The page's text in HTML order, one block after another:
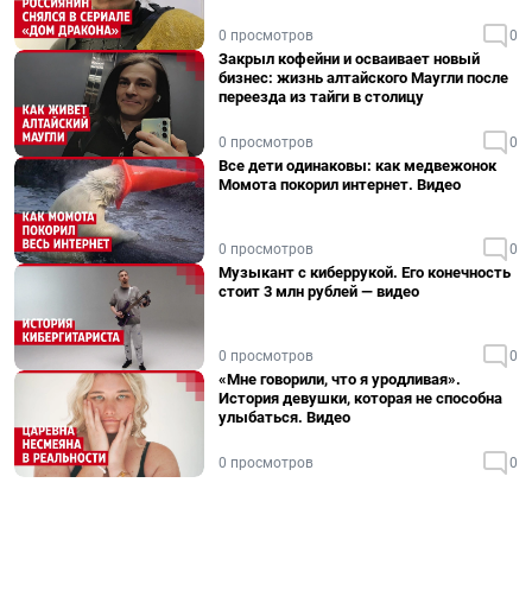
0 просмотров 0
Закрыл кофейни и осваивает новый
бизнес: жизнь алтайского Маугли после
переезда из тайги в столицу
0 просмотров 0
Все дети одинаковы: как медвежонок
Момота покорил интернет. Видео
0 просмотров 0
Музыкант с киберрукой. Его конечность
стоит 3 млн рублей — видео
0 просмотров 0
«Мне говорили, что я уродливая».
История девушки, которая не способна
улыбаться. Видео
0 просмотров 0